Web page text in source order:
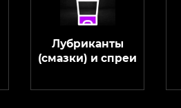
Лубриканты
(смазки) и спреи